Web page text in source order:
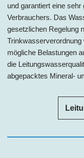
und garantiert eine
Verbrauchers. Das
gesetzlichen Regelung
mögliche Belastungen
die
abgepacktes Mineral-